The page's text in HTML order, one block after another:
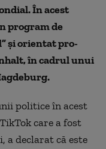
În acest
program de
și orientat pro-
în cadrul unui
politice în acest
care a fost
a declarat că este